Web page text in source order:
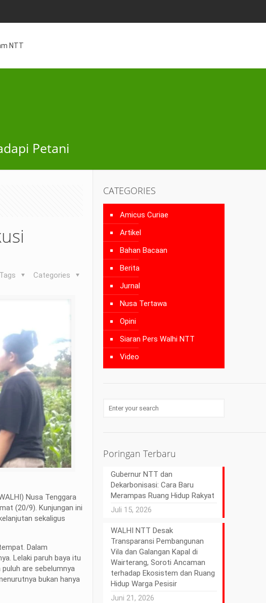
NTT
Petani
Categories
Tags
Nusa Tenggara
(20/9). Kunjungan ini
sekaligus
Dalam
Lelaki paruh baya itu
are sebelumnya
bukan hanya
CATEGORIES
Amicus Curiae
Artikel
Bahan Bacaan
Berita
Jurnal
Nusa Tertawa
Opini
Siaran Pers Walhi NTT
Video
Poringan Terbaru
Gubernur NTT dan
Dekarbonisasi: Cara Baru
Merampas Ruang Hidup Rakyat
Juli 15, 2026
WALHI NTT Desak
Transparansi Pembangunan
Vila dan Galangan Kapal di
Wairterang, Soroti Ancaman
terhadap Ekosistem dan Ruang
Hidup Warga Pesisir
Juni 21, 2026